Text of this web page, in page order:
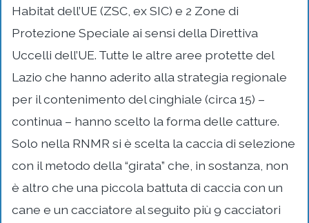
Habitat dell’UE (ZSC, ex SIC) e 2 Zone di
Protezione Speciale ai sensi della Direttiva
Uccelli dell’UE. Tutte le altre aree protette del
Lazio che hanno aderito alla strategia regionale
per il contenimento del cinghiale (circa 15) –
continua – hanno scelto la forma delle catture.
Solo nella RNMR si è scelta la caccia di selezione
con il metodo della “girata” che, in sostanza, non
è altro che una piccola battuta di caccia con un
cane e un cacciatore al seguito più 9 cacciatori